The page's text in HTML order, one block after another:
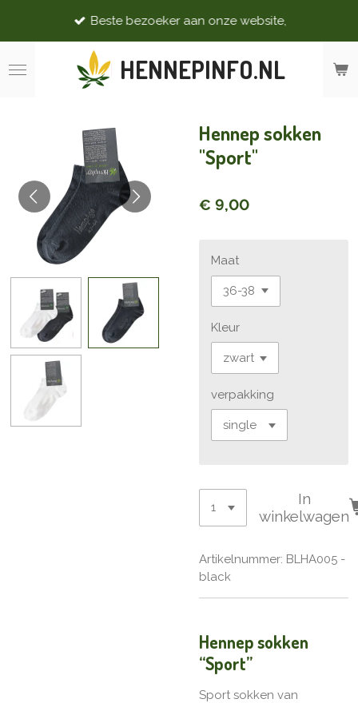
de
HENNEPINFO.NL
Beste bezoeker aan onze website,
Hennep sokken
"Sport"
€ 9,00
Maat
Kleur
verpakking
In
winkelwagen
Artikelnummer: BLHA005 -
black
Hennep sokken
“Sport”
Sport sokken van